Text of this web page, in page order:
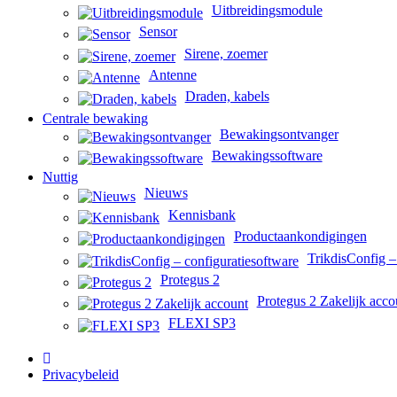
Uitbreidingsmodule
Sensor
Sirene, zoemer
Antenne
Draden, kabels
Centrale bewaking
Bewakingsontvanger
Bewakingssoftware
Nuttig
Nieuws
Kennisbank
Productaankondigingen
TrikdisConfig
Protegus 2
Protegus 2 Zakelijk
FLEXI SP3
Privacybeleid